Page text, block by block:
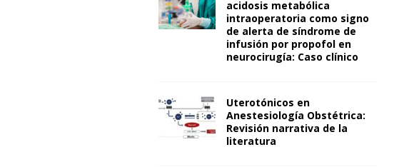
acidosis metabólica
intraoperatoria como signo
de alerta de síndrome de
infusión por propofol en
neurocirugía: Caso clínico
Uterotónicos en
Anestesiología Obstétrica:
Revisión narrativa de la
literatura